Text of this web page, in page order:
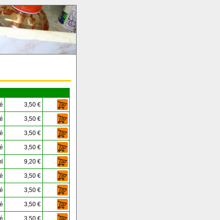
3,50 €
3,50 €
3,50 €
3,50 €
9,20 €
3,50 €
3,50 €
3,50 €
3,50 €